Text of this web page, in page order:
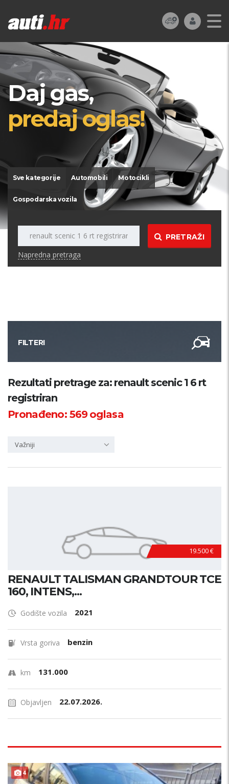
Daj gas,
predaj oglas!
Sve kategorije Automobili Motocikli
Gospodarska vozila
PRETRAŽI
Napredna pretraga
FILTERI
Kategorija
Županija
Rezultati pretrage za: renault scenic 1 6 rt
registriran
Pronađeno:569oglasa
Važniji
19.500 €
RENAULT TALISMAN GRANDTOUR TCE
160, INTENS,...
Godište vozila 2021
Vrsta goriva benzin
km 131.000
Objavljen 22.07.2026.
4